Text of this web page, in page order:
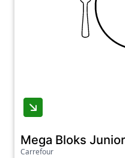
Mega Bloks
Carrefour